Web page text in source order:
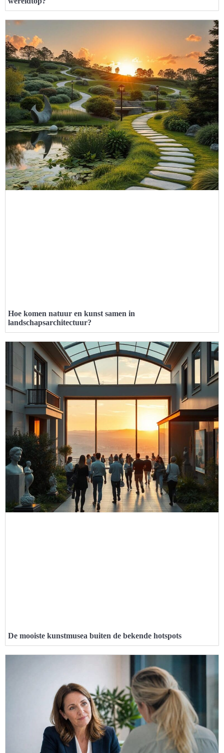
Hoe komen natuur en kunst samen in
landschapsarchitectuur?
De mooiste kunstmusea buiten de bekende hotspots